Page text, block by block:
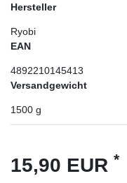
Hersteller
Ryobi
EAN
4892210145413
Versandgewicht
1500 g
15,90 EUR *